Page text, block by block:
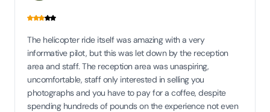
The helicopter ride itself was amazing with a very
informative pilot, but this was let down by the reception
area and staff. The reception area was unaspiring,
uncomfortable, staff only interested in selling you
photographs and you have to pay for a coffee, despite
spending hundreds of pounds on the experience not even